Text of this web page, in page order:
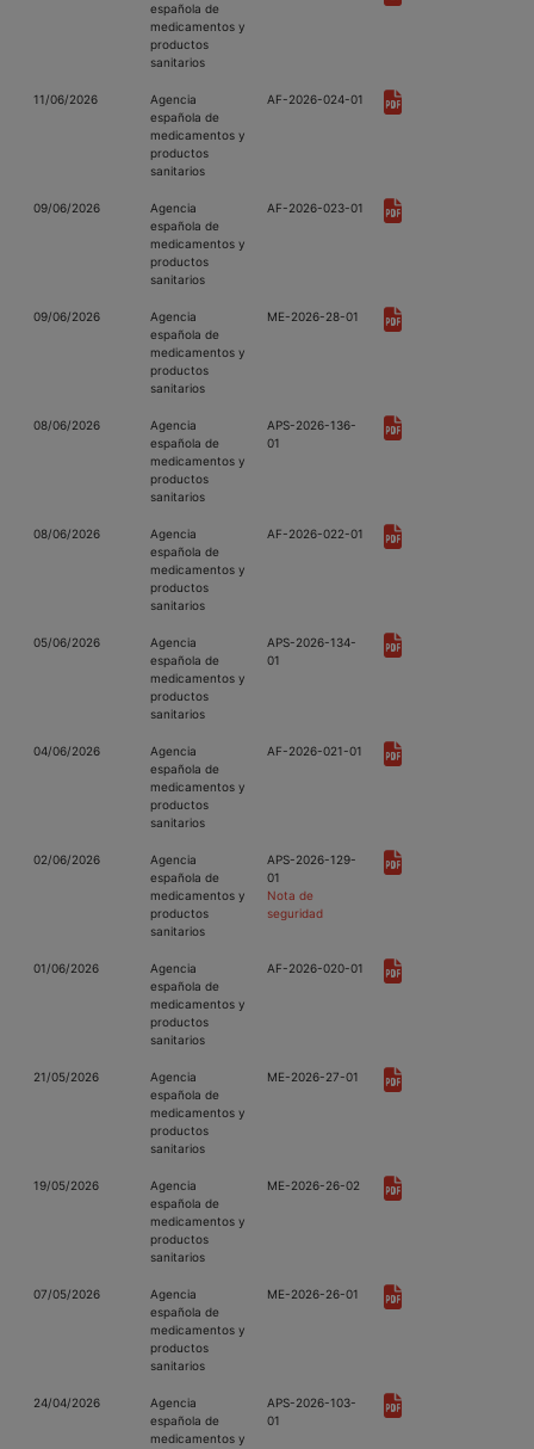
española de
medicamentos y
productos
sanitarios
11/06/2026
Agencia
española de
medicamentos y
productos
sanitarios
AF-2026-024-01
09/06/2026
Agencia
española de
medicamentos y
productos
sanitarios
AF-2026-023-01
09/06/2026
Agencia
española de
medicamentos y
productos
sanitarios
ME-2026-28-01
08/06/2026
Agencia
española de
medicamentos y
productos
sanitarios
APS-2026-136-
01
08/06/2026
Agencia
española de
medicamentos y
productos
sanitarios
AF-2026-022-01
05/06/2026
Agencia
española de
medicamentos y
productos
sanitarios
APS-2026-134-
01
04/06/2026
Agencia
española de
medicamentos y
productos
sanitarios
AF-2026-021-01
02/06/2026
Agencia
española de
medicamentos y
productos
sanitarios
APS-2026-129-
01
Nota de
seguridad
01/06/2026
Agencia
española de
medicamentos y
productos
sanitarios
AF-2026-020-01
21/05/2026
Agencia
española de
medicamentos y
productos
sanitarios
ME-2026-27-01
19/05/2026
Agencia
española de
medicamentos y
productos
sanitarios
ME-2026-26-02
07/05/2026
Agencia
española de
medicamentos y
productos
sanitarios
ME-2026-26-01
24/04/2026
Agencia
española de
medicamentos y
APS-2026-103-
01